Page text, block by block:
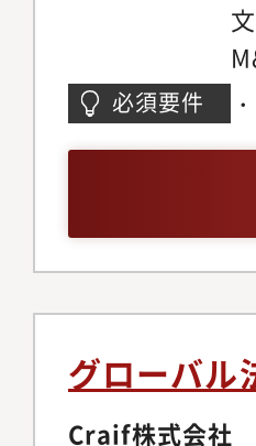
必須要件
グローバル
Craif株式会社